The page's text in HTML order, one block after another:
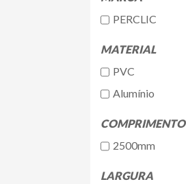
PERCLIC
MATERIAL
PVC
Alumínio
COMPRIMENTO
2500mm
LARGURA